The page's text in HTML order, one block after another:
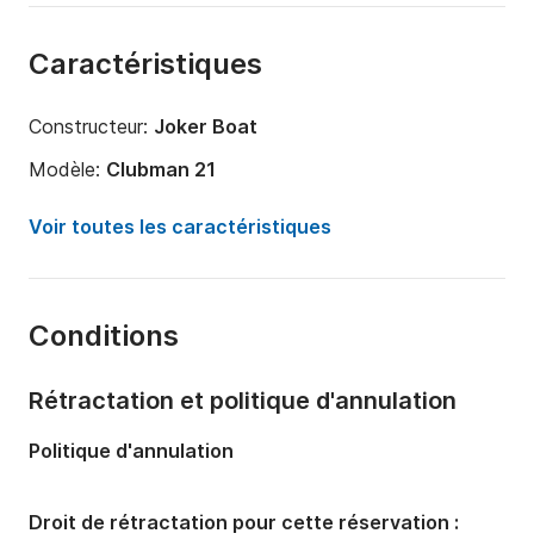
Caractéristiques
Constructeur: Joker Boat
Modèle: Clubman 21
Puissance moteur:
140cv
Capacité à bord:
Voir toutes les caractéristiques
Conditions
Rétractation et politique d'annulation
Politique d'annulation
Droit de rétractation pour cette réservation :